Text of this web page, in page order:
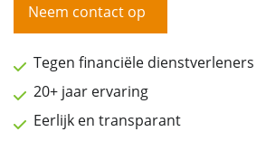
Neem contact op
Tegen financiële dienstverleners
20+ jaar ervaring
Eerlijk en transparant